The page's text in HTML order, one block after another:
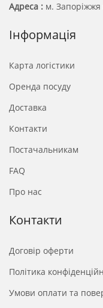
Адреса : м. Запоріжжя
Інформація
Карта логістики
Оренда посуду
Доставка
Контакти
Постачальникам
FAQ
Про нас
Контакти
Договір оферти
Політика
Умови оплати та